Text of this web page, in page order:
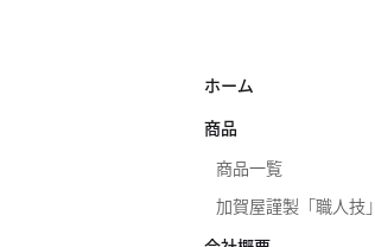
ホーム
商品
商品一覧
加賀屋謹製「職人技」